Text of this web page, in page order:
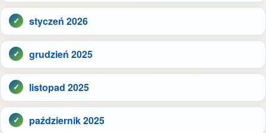
styczeń 2026
grudzień 2025
listopad 2025
październik 2025